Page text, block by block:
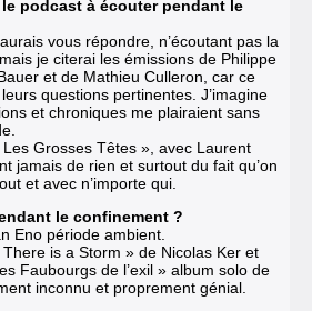
podcast à écouter pendant le
vous répondre, n’écoutant pas la
je citerai les émissions de Philippe
et de Mathieu Culleron, car ce
questions pertinentes. J’imagine
et chroniques me plairaient sans
Les Grosses Têtes », avec Laurent
jamais de rien et surtout du fait qu’on
et avec n’importe qui.
le confinement ?
Eno période ambient.
There is a Storm » de Nicolas Ker et
Faubourgs de l’exil » album solo de
inconnu et proprement génial.